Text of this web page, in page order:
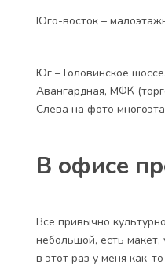
Юго-восток –
Юг – Головинское
Авангардная, МФК
Слева на фото
В офисе
Все привычно
небольшой, есть
в этот раз у меня как-